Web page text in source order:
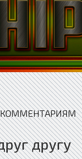
КОММЕНТАРИЯМ·
другу